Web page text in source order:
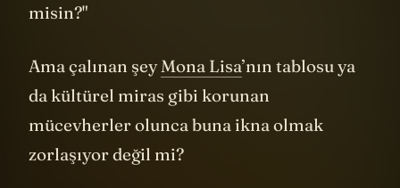
incinse de estetik bir hileye hayran olabilir
Ama çalınan şeyMona Lisa’nın tablosu ya
da kültürel miras gibi korunan
mücevherler olunca buna ikna olmak